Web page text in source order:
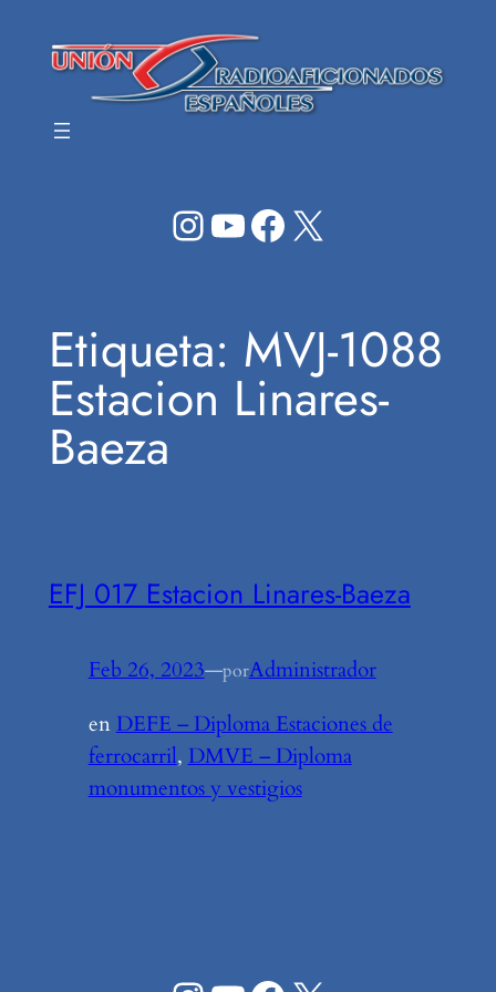
Instagram
YouTube
Facebook
X
Etiqueta: MVJ-1088
Estacion Linares-
Baeza
EFJ 017 Estacion Linares-Baeza
Feb 26, 2023—porAdministrador
en DEFE – Diploma Estaciones de
ferrocarril, DMVE – Diploma
monumentos y vestigios